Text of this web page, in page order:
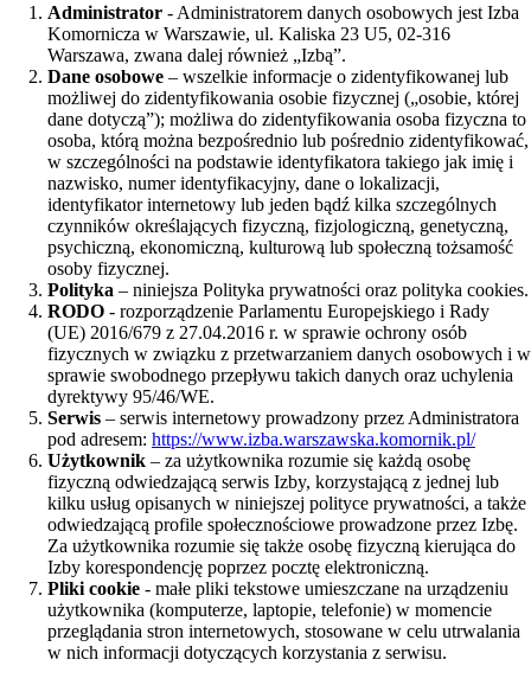
Administrator - Administratorem danych osobowych jest Izba
Komornicza w Warszawie, ul. Kaliska 23 U5, 02-316
Warszawa, zwana dalej również „Izbą”.
Dane osobowe – wszelkie informacje o zidentyfikowanej lub
możliwej do zidentyfikowania osobie fizycznej („osobie, której
dane dotyczą”); możliwa do zidentyfikowania osoba fizyczna to
osoba, którą można bezpośrednio lub pośrednio zidentyfikować,
w szczególności na podstawie identyfikatora takiego jak imię i
nazwisko, numer identyfikacyjny, dane o lokalizacji,
identyfikator internetowy lub jeden bądź kilka szczególnych
czynników określających fizyczną, fizjologiczną, genetyczną,
psychiczną, ekonomiczną, kulturową lub społeczną tożsamość
osoby fizycznej.
Polityka – niniejsza Polityka prywatności oraz polityka cookies.
RODO - rozporządzenie Parlamentu Europejskiego i Rady
(UE) 2016/679 z 27.04.2016 r. w sprawie ochrony osób
fizycznych w związku z przetwarzaniem danych osobowych i w
sprawie swobodnego przepływu takich danych oraz uchylenia
dyrektywy 95/46/WE.
Serwis – serwis internetowy prowadzony przez Administratora
pod adresem: https://www.izba.warszawska.komornik.pl/
Użytkownik – za użytkownika rozumie się każdą osobę
fizyczną odwiedzającą serwis Izby, korzystającą z jednej lub
kilku usług opisanych w niniejszej polityce prywatności, a także
odwiedzającą profile społecznościowe prowadzone przez Izbę.
Za użytkownika rozumie się także osobę fizyczną kierująca do
Izby korespondencję poprzez pocztę elektroniczną.
Pliki cookie - małe pliki tekstowe umieszczane na urządzeniu
użytkownika (komputerze, laptopie, telefonie) w momencie
przeglądania stron internetowych, stosowane w celu utrwalania
w nich informacji dotyczących korzystania z serwisu.